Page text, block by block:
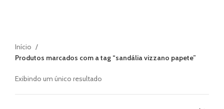
Início
Produtos marcados com a tag “sandália vizzano papete”
Exibindo um único resultado